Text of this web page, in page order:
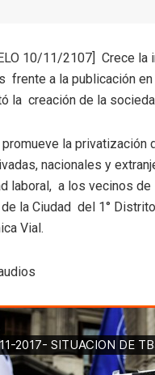
10/11/2107] Crece
frente a la publicación
la creación de la
la
nacionales y
laboral, a los vecinos
la Ciudad del 1°
Vial.